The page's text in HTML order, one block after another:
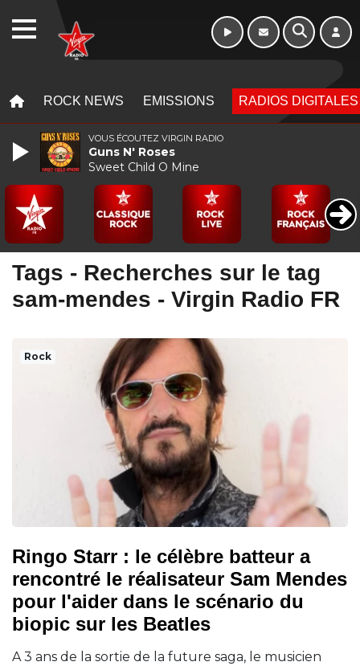
ROCK NEWS EMISSIONS RADIOS DIGITALES
Tags - Recherches sur le tag
sam-mendes - Virgin Radio FR
Rock
Ringo Starr : le célèbre batteur a
rencontré le réalisateur Sam Mendes
pour l'aider dans le scénario du
biopic sur les Beatles
A 3 ans de la sortie de la future saga, le musicien
VOUS ÉCOUTEZ VIRGIN RADIO
Guns N' Roses
Sweet Child O Mine
WEBRADIO